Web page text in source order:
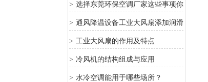
吗？这些坑一定要避免
> 选择东莞环保空调厂家这些事项你
知道吗？
> 通风降温设备工业大风扇添加润滑
油的保养
> 工业大风扇的作用及特点
> 冷风机的结构组成与应用
> 水冷空调能用于哪些场所？